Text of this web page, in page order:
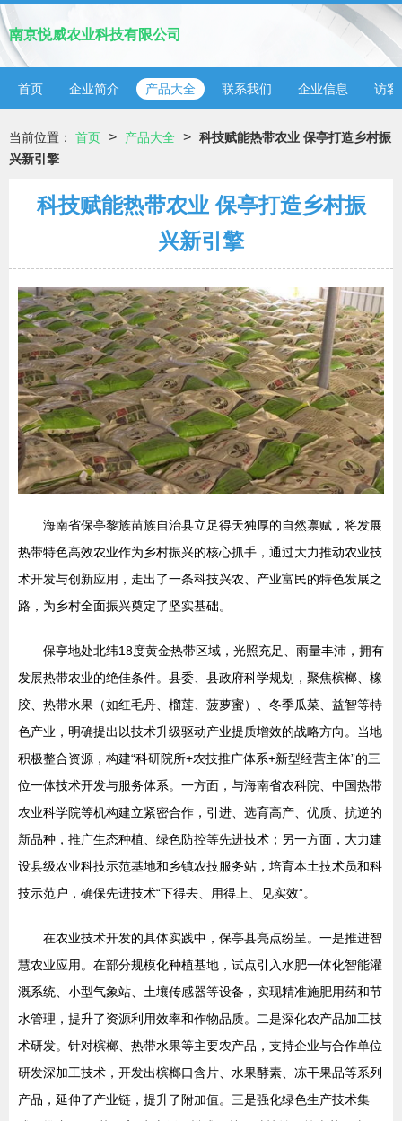
南京悦威农业科技有限公司
首页 企业简介 产品大全 联系我们 企业信息 访客
当前位置： 首页 > 产品大全 > 科技赋能热带农业 保亭打造乡村振
兴新引擎
科技赋能热带农业 保亭打造乡村振
兴新引擎
海南省保亭黎族苗族自治县立足得天独厚的自然禀赋，将发展
热带特色高效农业作为乡村振兴的核心抓手，通过大力推动农业技
术开发与创新应用，走出了一条科技兴农、产业富民的特色发展之
路，为乡村全面振兴奠定了坚实基础。
保亭地处北纬18度黄金热带区域，光照充足、雨量丰沛，拥有
发展热带农业的绝佳条件。县委、县政府科学规划，聚焦槟榔、橡
胶、热带水果（如红毛丹、榴莲、菠萝蜜）、冬季瓜菜、益智等特
色产业，明确提出以技术升级驱动产业提质增效的战略方向。当地
积极整合资源，构建“科研院所+农技推广体系+新型经营主体”的三
位一体技术开发与服务体系。一方面，与海南省农科院、中国热带
农业科学院等机构建立紧密合作，引进、选育高产、优质、抗逆的
新品种，推广生态种植、绿色防控等先进技术；另一方面，大力建
设县级农业科技示范基地和乡镇农技服务站，培育本土技术员和科
技示范户，确保先进技术“下得去、用得上、见实效”。
在农业技术开发的具体实践中，保亭县亮点纷呈。一是推进智
慧农业应用。在部分规模化种植基地，试点引入水肥一体化智能灌
溉系统、小型气象站、土壤传感器等设备，实现精准施肥用药和节
水管理，提升了资源利用效率和作物品质。二是深化农产品加工技
术研发。针对槟榔、热带水果等主要农产品，支持企业与合作单位
研发深加工技术，开发出槟榔口含片、水果酵素、冻干果品等系列
产品，延伸了产业链，提升了附加值。三是强化绿色生产技术集